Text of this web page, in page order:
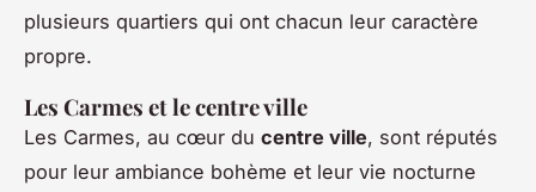
plusieurs quartiers qui ont chacun leur caractère
propre.
Les Carmes et le centre ville
Les Carmes, au cœur du centre ville, sont réputés
pour leur ambiance bohème et leur vie nocturne